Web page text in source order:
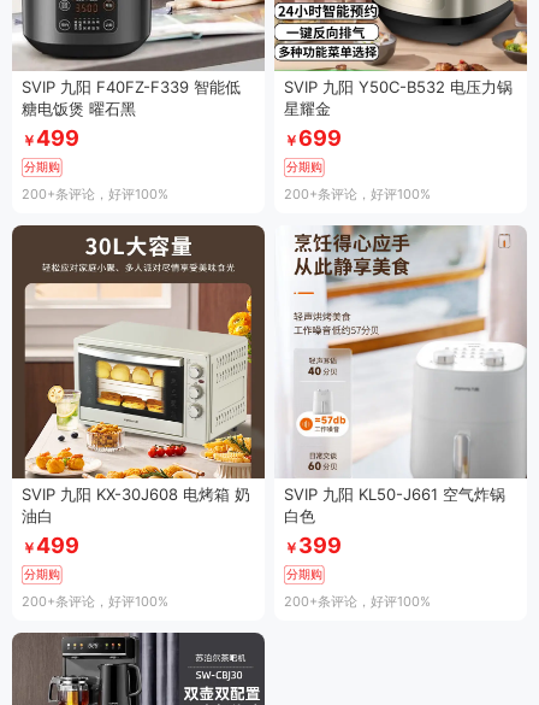
SVIP 九阳 F40FZ-F339 智能低
糖电饭煲 曜石黑
￥499
分期购
200+条评论 ，好评100%
SVIP 九阳 Y50C-B532 电压力锅
星耀金
￥699
分期购
200+条评论 ，好评100%
SVIP 九阳 KX-30J608 电烤箱 奶
油白
￥499
分期购
200+条评论 ，好评100%
SVIP 九阳 KL50-J661 空气炸锅
白色
￥ 399
分期购
200+条评论 ，好评100%